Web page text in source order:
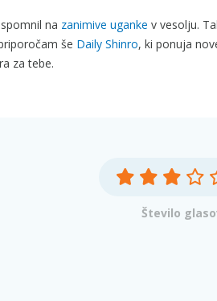
na zanimive uganke v vesolju.
še Daily Shinro, ki ponuja
za tebe.
Število